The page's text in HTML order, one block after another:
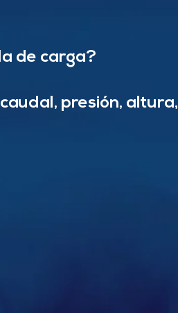
de carga?
presión, altura,